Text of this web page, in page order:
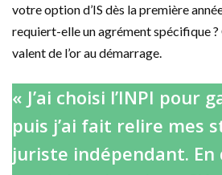
votre option d’IS dès la première
requiert-elle un agrément spécifique
valent de l’or au démarrage.
« J’ai choisi l’INPI pour
puis j’ai fait relire mes
juriste indépendant. En